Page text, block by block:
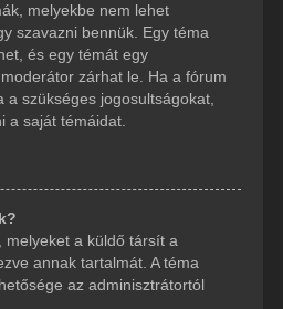
melyekbe nem lehet
szavazni bennük. Egy téma
és egy témát egy
zárhat le. Ha a fórum
a szükséges jogosultságokat,
a saját témáidat.
melyeket a küldő társít a
annak tartalmát. A téma
az adminisztrátortól